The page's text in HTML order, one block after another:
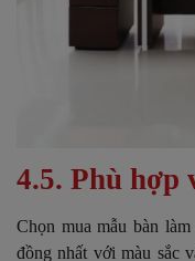
4.5. Phù hợp
Chọn mua mẫu bàn
đồng nhất với màu sắc